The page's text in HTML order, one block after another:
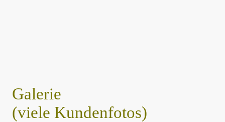
Galerie
(viele Kundenfotos)